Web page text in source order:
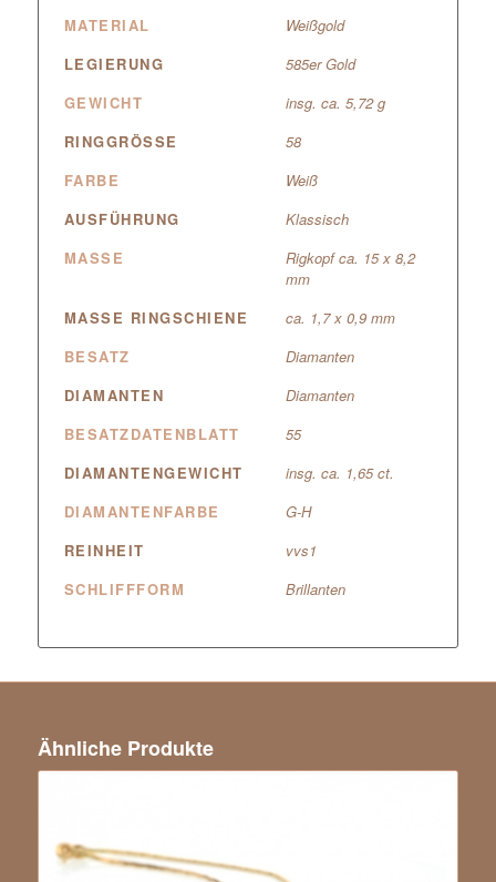
MATERIAL
Weißgold
LEGIERUNG
585er Gold
GEWICHT
insg. ca. 5,72 g
RINGGRÖSSE
58
FARBE
Weiß
AUSFÜHRUNG
Klassisch
MASSE
Rigkopf ca. 15 x 8,2
mm
MASSE RINGSCHIENE
ca. 1,7 x 0,9 mm
BESATZ
Diamanten
DIAMANTEN
Diamanten
BESATZDATENBLATT
55
DIAMANTENGEWICHT
insg. ca. 1,65 ct.
DIAMANTENFARBE
G-H
REINHEIT
vvs1
SCHLIFFFORM
Brillanten
Ähnliche Produkte